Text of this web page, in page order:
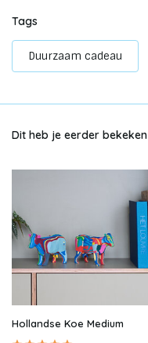
Tags
Duurzaam cadeau
Dit heb je eerder bekeken
Hollandse Koe Medium